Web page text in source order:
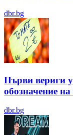
dbr.bg
Първи вериги
обозначение
dbr.bg